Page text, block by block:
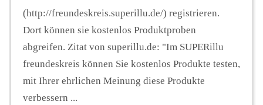
Unterstützen
(http://freundeskreis.superillu.de/) registrieren.
Dort können sie kostenlos Produktproben
abgreifen. Zitat von superillu.de: "Im SUPERillu
freundeskreis können Sie kostenlos Produkte testen,
mit Ihrer ehrlichen Meinung diese Produkte
verbessern ...